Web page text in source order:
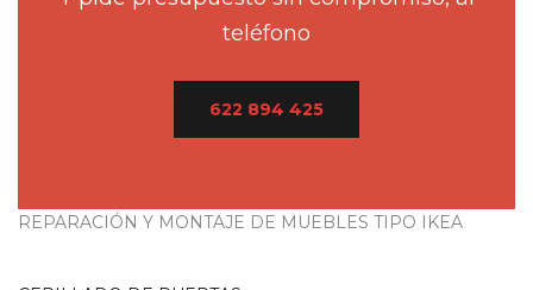
teléfono
622 894 425
REPARACIÓN Y MONTAJE DE MUEBLES TIPO IKEA